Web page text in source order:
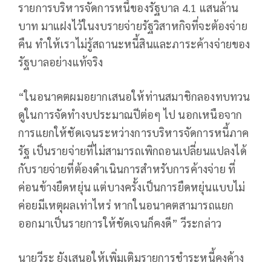
รายการบริหารจัดการหนี้ของรัฐบาล 4.1 แสนล้าน
บาท มาแฝงไว้ในงบรายจ่ายรัฐวิสาหกิจที่จะต้องจ่าย
คืน ทำให้เราไม่รู้สถานะหนี้สินและภาระค้างจ่ายของ
รัฐบาลอย่างแท้จริง
“ในอนาคตผมอยากเสนอให้ท่านสมาชิกลองทบทวน
ดูในการจัดทำงบประมาณปีต่อๆ ไป นอกเหนือจาก
การแยกให้ชัดเจนระหว่างการบริหารจัดการหนี้ภาค
รัฐ เป็นรายจ่ายที่ไม่สามารถเพิกถอนเปลี่ยนแปลงได้
กับรายจ่ายที่ต้องดำเนินการสำหรับการค้างจ่าย ที่
ค่อนข้างยืดหยุ่น แต่บางครั้งเป็นการยืดหยุ่นแบบไม่
ค่อยมีเหตุผลเท่าไหร่ หากในอนาคตสามารถแยก
ออกมาเป็นรายการให้ชัดเจนก็คงดี” วีระกล่าว
นายวีระ ยังเสนอให้เพิ่มเติมรายการชำระหนี้คงค้าง